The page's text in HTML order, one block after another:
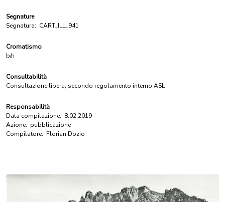
Segnature
Segnatura: CART_ILL_941
Cromatismo
b/n
Consultabilità
Consultazione libera, secondo regolamento interno ASL
Responsabilità
Data compilazione: 8.02.2019
Azione: pubblicazione
Compilatore: Florian Dozio